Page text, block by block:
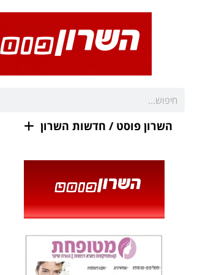
השרון פוסט / חדשות השרון